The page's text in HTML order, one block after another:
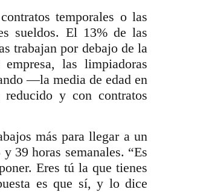
temporales o las
sueldos. El 13% de las
trabajan por debajo de la
las limpiadoras
―la media de edad en
y con contratos
más para llegar a un
39 horas semanales. “Es
Eres tú la que tienes
es que sí, y lo dice